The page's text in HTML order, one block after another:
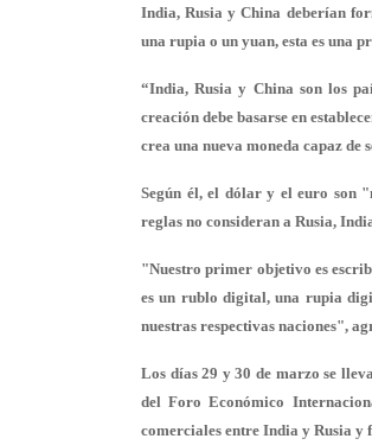
India, Rusia y China deberían
una rupia o un yuan, esta es una
“India, Rusia y China son los
creación debe basarse en
crea una nueva moneda capaz
Según él, el dólar y el euro son
reglas no consideran a Rusia,
"Nuestro primer objetivo es
es un rublo digital, una rupia
nuestras respectivas naciones",
Los días 29 y 30 de marzo se
del Foro Económico
comerciales entre India y Rusia y